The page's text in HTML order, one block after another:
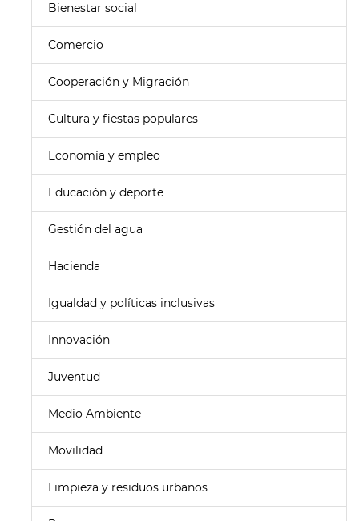
Bienestar social
Comercio
Cooperación y Migración
Cultura y fiestas populares
Economía y empleo
Educación y deporte
Gestión del agua
Hacienda
Igualdad y políticas inclusivas
Innovación
Juventud
Medio Ambiente
Movilidad
Limpieza y residuos urbanos